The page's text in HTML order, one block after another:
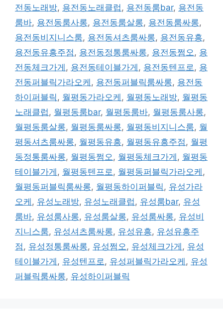
전동노래방, 용전동노래클럽, 용전동룸bar, 용전동
룸바, 용전동룸사롱, 용전동룸살롱, 용전동룸싸롱,
용전동비지니스룸, 용전동셔츠룸싸롱, 용전동유흥,
용전동유흥주점, 용전동정통룸싸롱, 용전동쩜오, 용
전동체크가게 , 용전동테이블가게 , 용전동텐프로, 용
전동퍼블릭가라오케 , 용전동퍼블릭룸싸롱, 용전동
하이퍼블릭, 월평동가라오케 , 월평동노래방, 월평동
노래클럽, 월평동룸bar, 월평동룸바, 월평동룸사롱,
월평동룸살롱, 월평동룸싸롱, 월평동비지니스룸, 월
평동셔츠룸싸롱, 월평동유흥, 월평동유흥주점, 월평
동정통룸싸롱, 월평동쩜오, 월평동체크가게 , 월평동
테이블가게 , 월평동텐프로, 월평동퍼블릭가라오케 ,
월평동퍼블릭룸싸롱, 월평동하이퍼블릭, 유성가라
오케 , 유성노래방, 유성노래클럽, 유성룸bar, 유성
룸바, 유성룸사롱, 유성룸살롱, 유성룸싸롱, 유성비
지니스룸, 유성셔츠룸싸롱, 유성유흥, 유성유흥주
점, 유성정통룸싸롱, 유성쩜오, 유성체크가게 , 유성
테이블가게 , 유성텐프로, 유성퍼블릭가라오케 , 유성
퍼블릭룸싸롱, 유성하이퍼블릭